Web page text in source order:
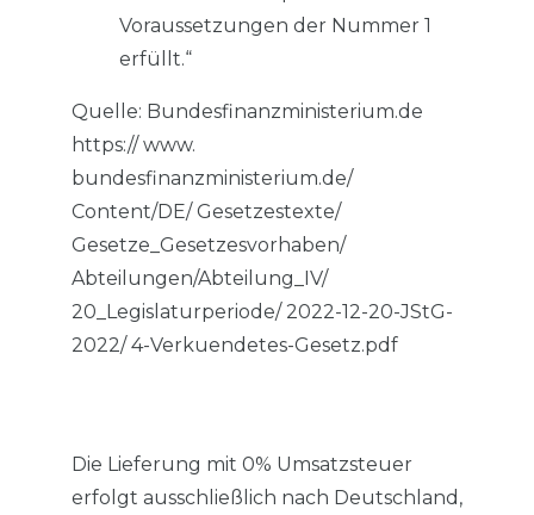
Voraussetzungen der Nummer 1
erfüllt.“
Quelle: Bundesfinanzministerium.de
https:// www.
bundesfinanzministerium.de/
Content/DE/ Gesetzestexte/
Gesetze_Gesetzesvorhaben/
Abteilungen/Abteilung_IV/
20_Legislaturperiode/ 2022-12-20-JStG-
2022/ 4-Verkuendetes-Gesetz.pdf
Die Lieferung mit 0% Umsatzsteuer
erfolgt ausschließlich nach Deutschland,